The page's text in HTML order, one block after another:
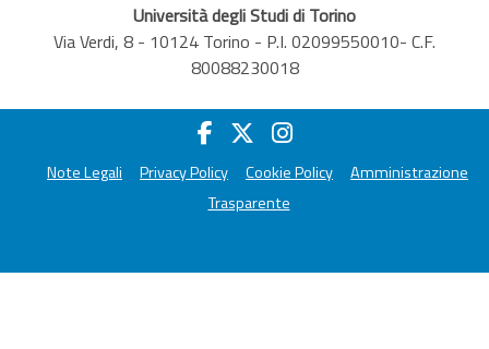
Università degli Studi di Torino
Via Verdi, 8 - 10124 Torino - P.I. 02099550010- C.F.
80088230018
Note Legali Privacy Policy Cookie Policy
Amministrazione
Trasparente